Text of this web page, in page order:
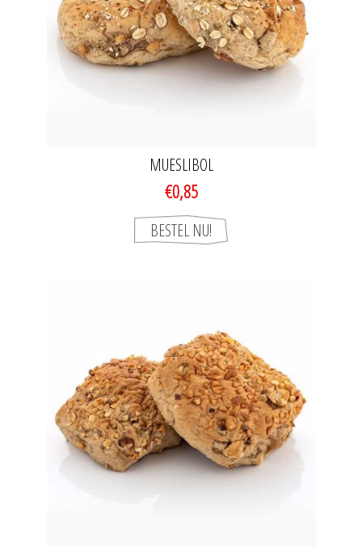
MUESLIBOL
€0,85